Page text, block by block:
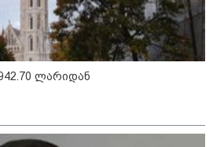
სამოქალაქო საზოგადოების
წარმომადგენლები 2008 წლის
განცხადებას ავრცელებენ
ლარიდან